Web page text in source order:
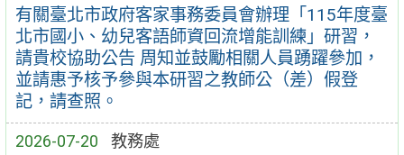
有關臺北市政府客家事務委員會辦理「115年度臺
北市國小、幼兒客語師資回流增能訓練」研習，
請貴校協助公告 周知並鼓勵相關人員踴躍參加，
並請惠予核予參與本研習之教師公（差）假登
記，請查照。
2026-07-20 教務處